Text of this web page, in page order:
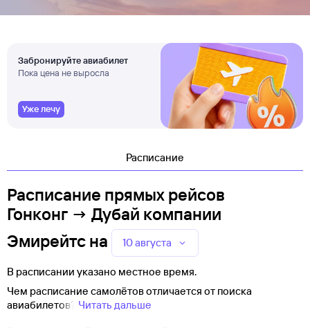
Забронируйте авиабилет
Пока цена не выросла
Уже лечу
Расписание
Расписание прямых рейсов
Гонконг → Дубай компании
Эмирейтс на 10 августа
В расписании указано местное время.
Чем расписание самолётов отличается от поиска
авиабилетов? Читать дальше